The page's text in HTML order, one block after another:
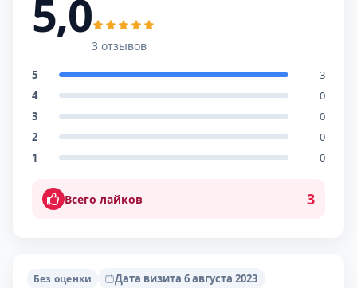
5,0
3 отзывов
5
3
4
0
3
0
2
0
1
0
Всего лайков 3
Без оценки
Дата визита 6 августа 2023